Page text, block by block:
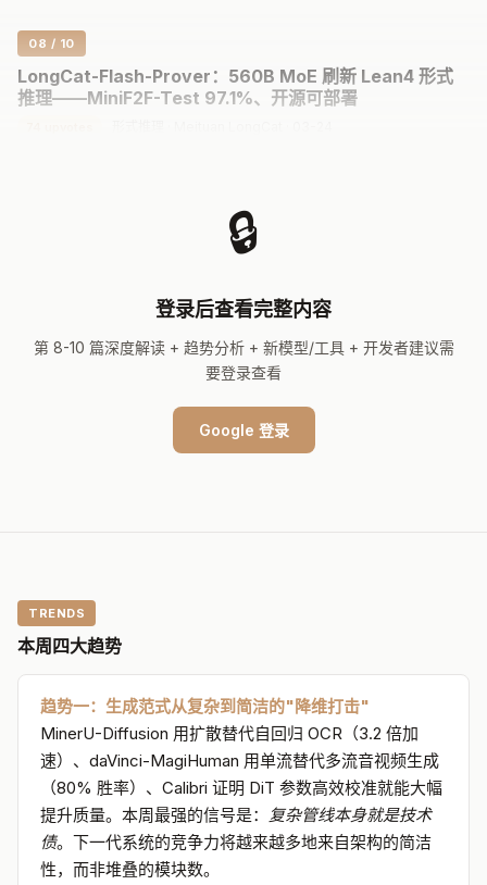
08 / 10
LongCat-Flash-Prover：560B MoE 刷新 Lean4 形式
推理——MiniF2F-Test 97.1%、开源可部署
，将形式推理分解为三种独立能力：
（非形式到形式）、草图生成
混合专家迭代框架扩展高质量任务轨迹；
性采样策略优化（HisPO）稳定 MoE 在长链任务上的 RL 训
练，采用梯度掩码策略处理序列级和 token 级的策略滞后问
41.5%
PutnamBench
在仅 72 次推理尝试下 MiniF2F-Test 达到 97.1% 通过率，
MathOlympiad-Bench 46.7%、PutnamBench 41.5%。支持
SGLang 和 vLLM 部署。
编辑解读
形式推理从"研究玩具"走向"工程产品"——97.1%
🔒
登录后查看完整内容
第 8-10 篇深度解读 + 趋势分析 + 新模型/工具 + 开发者建议需
要登录查看
Google 登录
TRENDS
本周四大趋势
趋势一：生成范式从复杂到简洁的"降维打击"
MinerU-Diffusion 用扩散替代自回归 OCR（3.2 倍加
速）、daVinci-MagiHuman 用单流替代多流音视频生成
（80% 胜率）、Calibri 证明 DiT 参数高效校准就能大幅
提升质量。本周最强的信号是：
复杂管线本身就是技术
债。下一代系统的竞争力将越来越多地来自架构的简洁
性，而非堆叠的模块数。